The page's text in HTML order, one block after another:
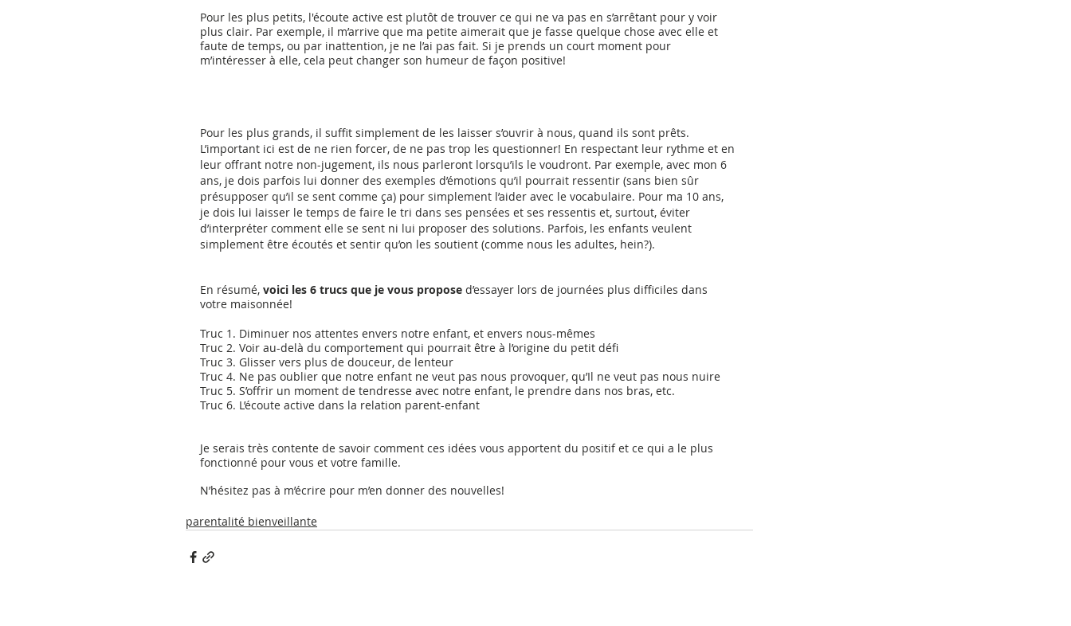
Pour les plus petits, l'écoute active est plutôt de trouver ce qui ne va pas en s’arrêtant pour y voir
plus clair. Par exemple, il m’arrive que ma petite aimerait que je fasse quelque chose avec elle et
faute de temps, ou par inattention, je ne l’ai pas fait. Si je prends un court moment pour
m’intéresser à elle, cela peut changer son humeur de façon positive!
Pour les plus grands, il suffit simplement de les laisser s’ouvrir à nous, quand ils sont prêts.
L’important ici est de ne rien forcer, de ne pas trop les questionner! En respectant leur rythme et en
leur offrant notre non-jugement, ils nous parleront lorsqu’ils le voudront. Par exemple, avec mon 6
ans, je dois parfois lui donner des exemples d’émotions qu’il pourrait ressentir (sans bien sûr
présupposer qu’il se sent comme ça) pour simplement l’aider avec le vocabulaire. Pour ma 10 ans,
je dois lui laisser le temps de faire le tri dans ses pensées et ses ressentis et, surtout, éviter
d’interpréter comment elle se sent ni lui proposer des solutions. Parfois, les enfants veulent
simplement être écoutés et sentir qu’on les soutient (comme nous les adultes, hein?).
En résumé, voici les 6 trucs que je vous propose d’essayer lors de journées plus difficiles dans
votre maisonnée!
Truc 1. Diminuer nos attentes envers notre enfant, et envers nous-mêmes
Truc 2. Voir au-delà du comportement qui pourrait être à l’origine du petit défi
Truc 3. Glisser vers plus de douceur, de lenteur
Truc 4. Ne pas oublier que notre enfant ne veut pas nous provoquer, qu’Il ne veut pas nous nuire
Truc 5. S’offrir un moment de tendresse avec notre enfant, le prendre dans nos bras, etc.
Truc 6. L’écoute active dans la relation parent-enfant
Je serais très contente de savoir comment ces idées vous apportent du positif et ce qui a le plus
fonctionné pour vous et votre famille.
N’hésitez pas à m’écrire pour m’en donner des nouvelles!
parentalité bienveillante